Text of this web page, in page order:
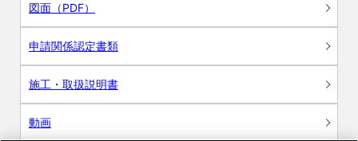
図面（PDF）
申請関係認定書類
施工・取扱説明書
動画